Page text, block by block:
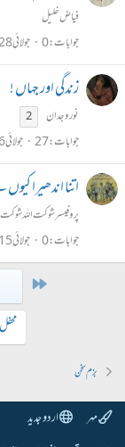
فیاض خلیل
جوابات 0 جولائی 28، 2020
زندگی اور جہاں !
نور وجدان 2
جوابات 27 جولائی 26، 2020
اتنا اندھیرا
پروفیسر شوکت اللہ شوکت
جوابات 0 جولائی 15، 2020
First
بزم سخن
مہر
اردو جدید